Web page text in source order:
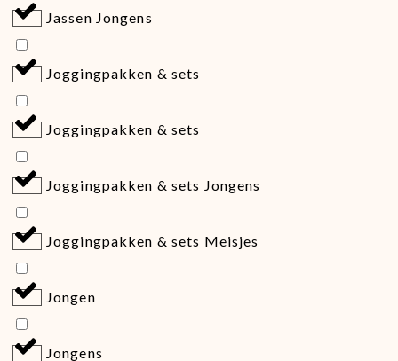
Jassen Jongens
Joggingpakken & sets
Joggingpakken & sets
Joggingpakken & sets Jongens
Joggingpakken & sets Meisjes
Jongen
Jongens